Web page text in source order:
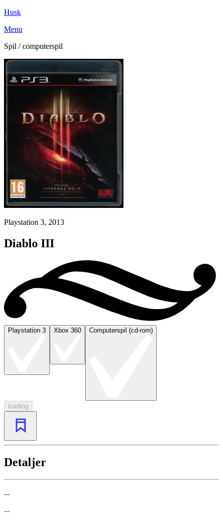
Husk
Menu
Spil / computerspil
Playstation 3, 2013
Diablo III
Playstation 3 Xbox 360 Computerspil (cd-rom)
loading
Detaljer
...
...